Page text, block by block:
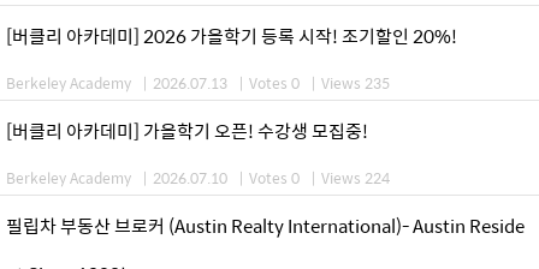
[버클리 아카데미] 2026 가을학기 등록 시작! 조기할인 20%!
Berkeley Academy | 2026.07.13 | Votes 0 | Views 235
[버클리 아카데미] 가을학기 오픈! 수강생 모집중!
Berkeley Academy | 2026.07.10 | Votes 0 | Views 224
필립차 부동산 브로커 (Austin Realty International)- Austin Reside